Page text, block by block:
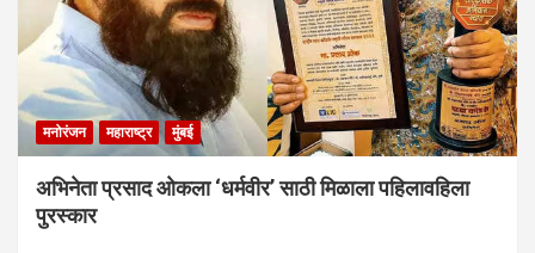
मनोरंजन महाराष्ट्र मुंबई
अभिनेता प्रसाद ओकला ‘धर्मवीर’ साठी मिळाला पहिलावहिला
पुरस्कार